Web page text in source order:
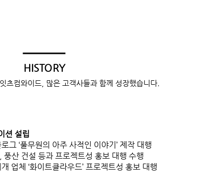
HISTORY
츠컴와이드, 많은 고객사들과 함께 성장했습니다.
션 설립
그 ‘풀무원의 아주 사적인 이야기’ 제작 대행
풍산 건설 등과 프로젝트성 홍보 대행 수행
업체 ‘화이트클라우드’ 프로젝트성 홍보 대행